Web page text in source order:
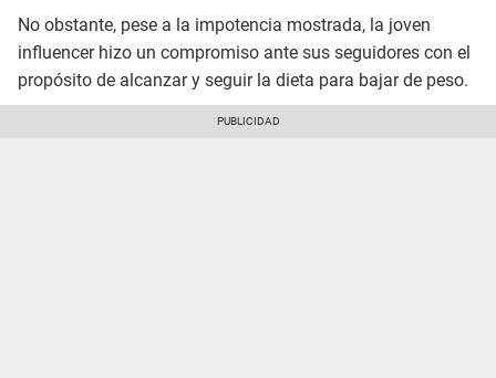
No obstante, pese a la impotencia mostrada, la joven
influencer hizo un compromiso ante sus seguidores con el
propósito de alcanzar y seguir la dieta para bajar de peso.